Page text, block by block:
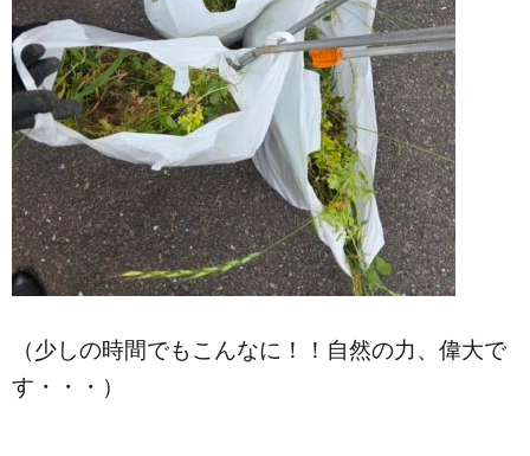
（少しの時間でもこんなに！！自然の力、偉大で
す・・・）